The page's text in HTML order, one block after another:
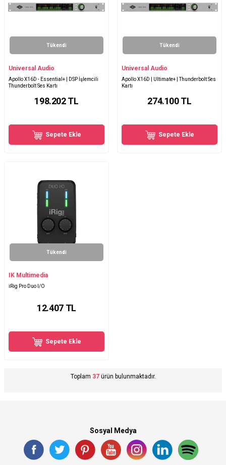
Tükendi
Universal Audio
Apollo X16D - Essential+ | DSP İşlemcili
Thunderbolt Ses Kartı
198.202TL
Sepete Ekle
Tükendi
Universal Audio
Apollo X16D | Ultimate+ | Thunderbolt Ses
Kartı
274.100TL
Sepete Ekle
Tükendi
IK Multimedia
iRig Pro Duo I/O
12.407TL
Sepete Ekle
Toplam 37ürün bulunmaktadır.
Sosyal Medya